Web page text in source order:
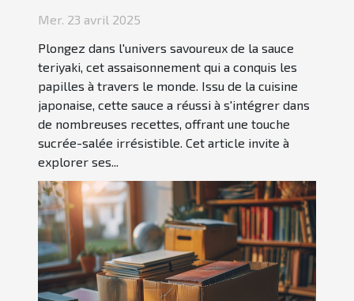
populaires
Mer. 23 avril 2025
Plongez dans l'univers savoureux de la sauce
teriyaki, cet assaisonnement qui a conquis les
papilles à travers le monde. Issu de la cuisine
japonaise, cette sauce a réussi à s'intégrer dans
de nombreuses recettes, offrant une touche
sucrée-salée irrésistible. Cet article invite à
explorer ses...